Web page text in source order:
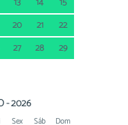
20 21
22
27 28
29
- 2026
Sex Sáb Dom